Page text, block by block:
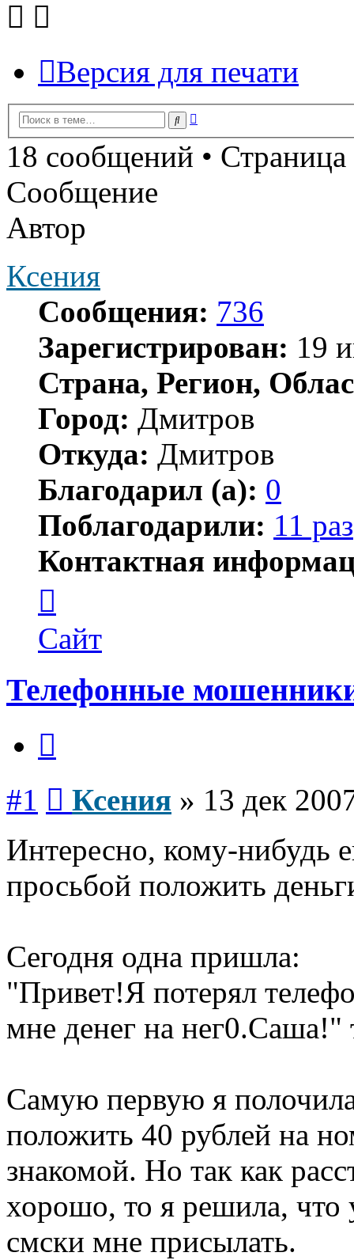
Версия для печати
Поиск
18 сообщений • Страница
Сообщение
Автор
Ксения
Сообщения: 736
Зарегистрирован: 19
Страна, Регион,
Город: Дмитров
Откуда: Дмитров
Благодарил (а): 0
Поблагодарили: 11 раз
Контактная
пользователя
Ксения
Сайт
Телефонные
#1 Ксения » 13 дек
Интересно, кому-нибудь
просьбой положить
Сегодня одна пришла:
"Привет!Я потерял
мне денег на нег0.Саша!"
Самую первую я
положить 40 рублей на
знакомой. Но так как
хорошо, то я решила, что
смски мне присылать.